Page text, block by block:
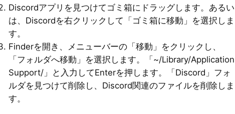
Discordアプリを見つけてゴミ箱にドラッグします。あるい
は、Discordを右クリックして「ゴミ箱に移動」を選択しま
す。
Finderを開き、メニューバーの「移動」をクリックし、
「フォルダへ移動」を選択します。「~/Library/Application
Support/」と入力してEnterを押します。「Discord」フォ
ルダを見つけて削除し、Discord関連のファイルを削除しま
す。